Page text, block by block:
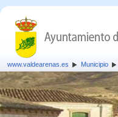
www.valdearenas.es Municipio